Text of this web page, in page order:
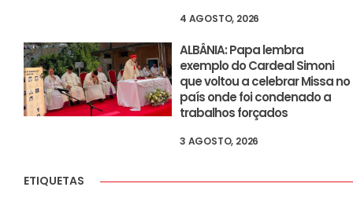
4 AGOSTO, 2026
ALBÂNIA: Papa lembra
exemplo do Cardeal Simoni
que voltou a celebrar Missa no
país onde foi condenado a
trabalhos forçados
3 AGOSTO, 2026
ETIQUETAS